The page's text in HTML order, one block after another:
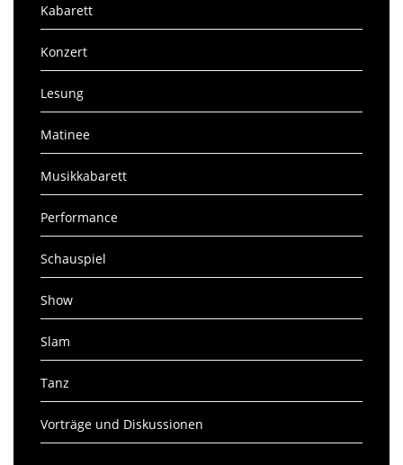
Kabarett
Konzert
Lesung
Matinee
Musikkabarett
Performance
Schauspiel
Show
Slam
Tanz
Vorträge und Diskussionen